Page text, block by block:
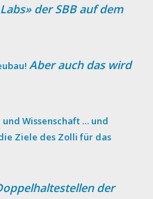
der SBB auf dem
Aber auch das wird
Wissenschaft … und
Ziele des Zolli für das
der